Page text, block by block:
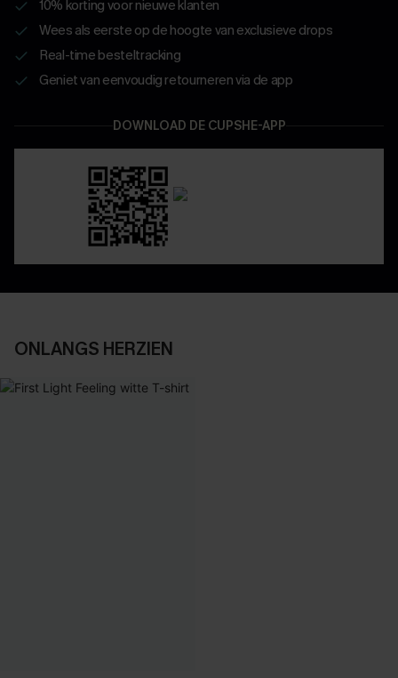
10% korting voor nieuwe klanten
Wees als eerste op de hoogte van exclusieve drops
Real-time besteltracking
Geniet van eenvoudig retourneren via de app
DOWNLOAD DE CUPSHE-APP
ONLANGS HERZIEN